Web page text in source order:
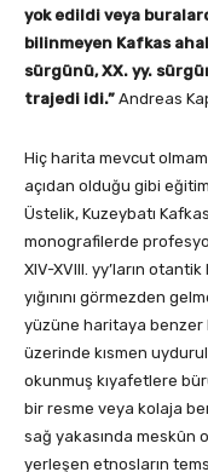
yok edildi veya
bilinmeyen Kafkas
sürgünü, XX. yy.
trajedi idi.” Andreas
Hiç harita mevcut
açıdan olduğu gibi
Üstelik, Kuzeybatı
monografilerde
XIV-XVIII. yy’ların
yığınını görmezden
yüzüne haritaya benzer
üzerinde kısmen
okunmuş kıyafetlere
bir resme veya kolaja
sağ yakasında meskûn
yerleşen etnosların